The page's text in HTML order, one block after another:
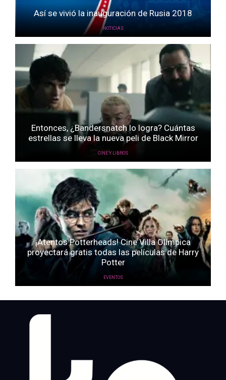
Así se vivió la inauguración de Rusia 2018
NOTICIAS
Entonces, ¿Bandersnatch lo logra? Cuántas
estrellas se lleva la nueva peli de Black Mirror
CINE Y LIBROS
¡Atentos Potterheads! Cine Villa Olímpica
proyectará gratis todas las películas de Harry
Potter
EVENTOS